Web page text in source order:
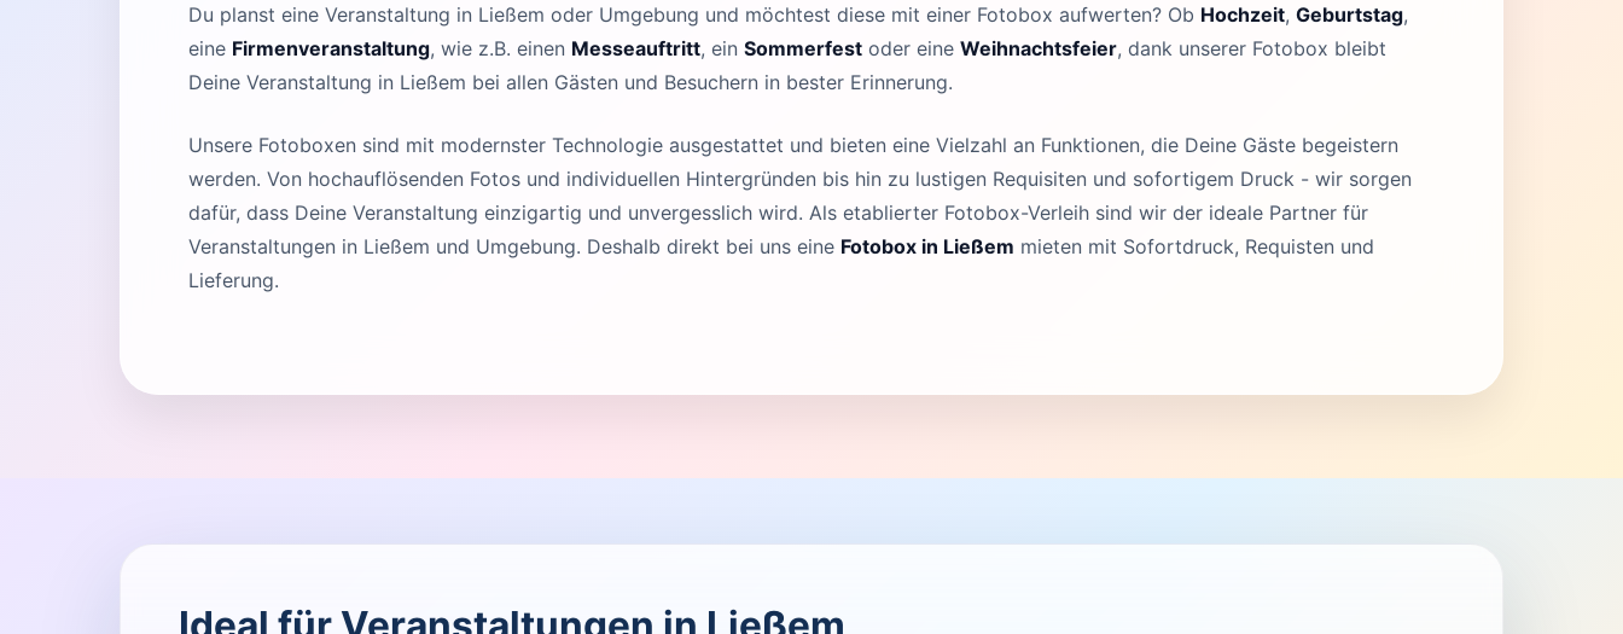
Du planst eine Veranstaltung in Ließem oder Umgebung und möchtest diese mit einer Fotobox aufwerten? Ob Hochzeit, Geburtstag,
eine Firmenveranstaltung, wie z.B. einen Messeauftritt, ein Sommerfest oder eine Weihnachtsfeier, dank unserer Fotobox bleibt
Deine Veranstaltung in Ließem bei allen Gästen und Besuchern in bester Erinnerung.
Unsere Fotoboxen sind mit modernster Technologie ausgestattet und bieten eine Vielzahl an Funktionen, die Deine Gäste begeistern
werden. Von hochauflösenden Fotos und individuellen Hintergründen bis hin zu lustigen Requisiten und sofortigem Druck - wir sorgen
dafür, dass Deine Veranstaltung einzigartig und unvergesslich wird. Als etablierter Fotobox-Verleih sind wir der ideale Partner für
Veranstaltungen in Ließem und Umgebung. Deshalb direkt bei uns eine Fotobox in Ließem mieten mit Sofortdruck, Requisten und
Lieferung.